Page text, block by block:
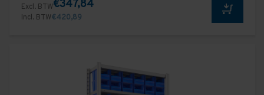
Excl. BTW€347,84
Incl. BTW€420,89